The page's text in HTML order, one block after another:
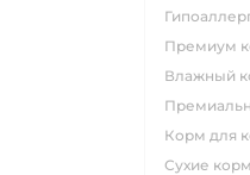
премиум
влажный
корм для
сухие